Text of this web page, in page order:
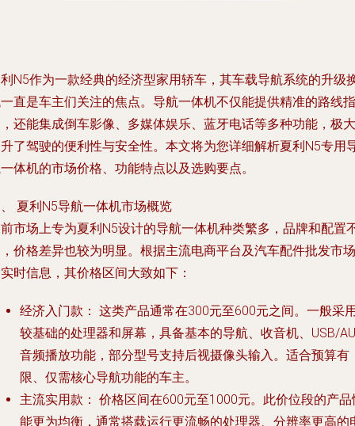
N5作为一款经典的经济型家用轿车，其车载导航系统的升级
直是车主们关注的焦点。导航一体机不仅能提供精准的路线指
还能集成倒车影像、多媒体娱乐、蓝牙电话等多种功能，极大
了驾驶的便利性与安全性。本文将为您详细解析夏利N5专用
体机的市场价格、功能特点以及选购要点。
夏利N5导航一体机市场概览
市场上专为夏利N5设计的导航一体机种类繁多，品牌和配置
价格差异也较为明显。根据主流电商平台及汽车配件批发市场
时信息，其价格区间大致如下：
经济入门款： 这类产品通常在300元至600元之间。一般采
较基础的处理器和屏幕，具备基本的导航、收音机、USB/
音频播放功能，部分型号支持后视摄像头输入。适合预算有
限、仅需核心导航功能的车主。
主流实用款： 价格区间在600元至1000元。此价位段的产品
能更为均衡，通常搭载运行更流畅的处理器、分辨率更高的